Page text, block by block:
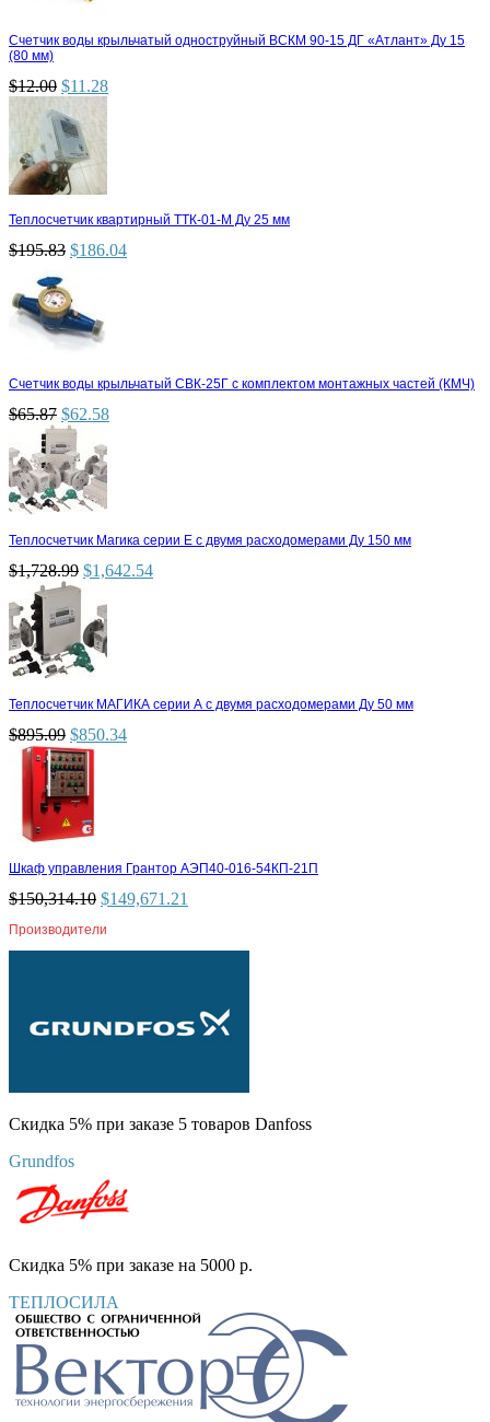
Счетчик воды крыльчатый одноструйный ВСКМ 90-15 ДГ «Атлант» Ду 15
(80 мм)
$12.00 $11.28
Теплосчетчик квартирный ТТК-01-М Ду 25 мм
$195.83 $186.04
Счетчик воды крыльчатый СВК-25Г с комплектом монтажных частей (КМЧ)
$65.87 $62.58
Теплосчетчик Магика серии Е с двумя расходомерами Ду 150 мм
$1,728.99 $1,642.54
Теплосчетчик МАГИКА серии А с двумя расходомерами Ду 50 мм
$895.09 $850.34
Шкаф управления Грантор АЭП40-016-54КП-21П
$150,314.10 $149,671.21
Производители
Скидка 5% при заказе 5 товаров Danfoss
Grundfos
Скидка 5% при заказе на 5000 р.
ТЕПЛОСИЛА